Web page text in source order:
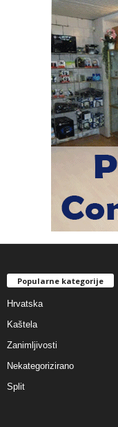
Popularne kategorije
Hrvatska
Kaštela
Zanimljivosti
Nekategorizirano
Split